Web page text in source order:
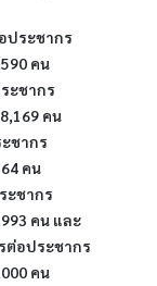
ประชากร
คน
ะชากร
คน
ชากร
คน
ะชากร
คน และ
ต่อประชากร
คน